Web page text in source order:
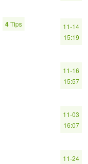
4Tips
11-14
15:19
11-16
15:57
11-03
16:07
11-24